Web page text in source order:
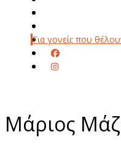
Για γονείς που
Μάριος